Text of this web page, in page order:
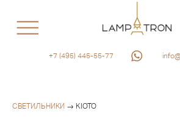
+7 (495) 445-55-77
СВЕТИЛЬНИКИ → KIOTO